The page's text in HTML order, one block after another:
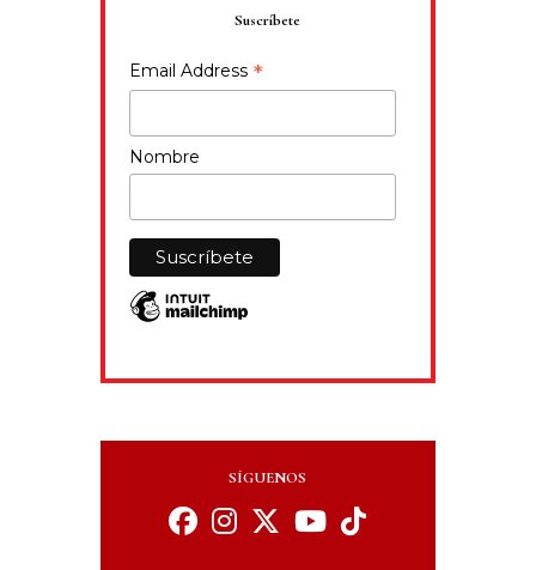
Suscríbete
Email Address *
Nombre
SÍGUENOS